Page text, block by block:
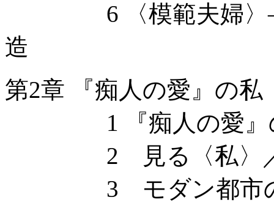
6 〈模範夫婦〉——
造
第2章 『痴人の愛』の私
1 『痴人の愛』の
2 見る〈私〉／
3 モダン都市の